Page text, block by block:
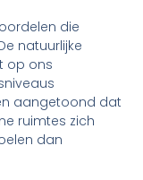
die
natuurlijke
op ons
aangetoond dat
ruimtes zich
dan